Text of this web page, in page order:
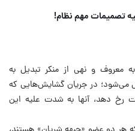
تصمیمات مهم نظام!
معروف و نهی از منکر تبدیل به
می‌شود؛ در جریان گشایش‌هایی که
اینترنت رخ دهد، آنها به شدت علیه این